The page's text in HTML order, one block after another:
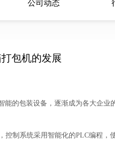
公司动态
包机的发展
的包装设备，逐渐成为各大企业
制系统采用智能化的PLC编程